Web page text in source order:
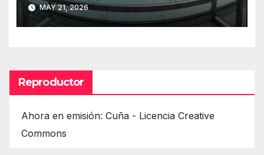
MAY 21, 2026
Reproductor
Ahora en emisión: Cuña - Licencia Creative
Commons